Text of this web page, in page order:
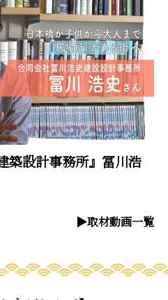
築設計事務所』冨川浩
▶︎取材動画一覧